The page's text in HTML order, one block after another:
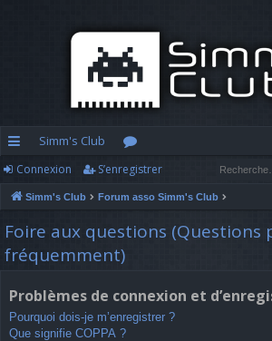
cc
ès
ra
pi
d
e
Simm's Club
or
u
m
s
Connexion S’enregistrer
Simm's Club Forum asso Simm's Club
Foire aux questions (Questions
fréquemment)
Problèmes de connexion et
Pourquoi dois-je m’enregistrer ?
Que signifie COPPA ?